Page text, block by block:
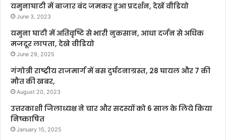
यमुनाघाटी में बाजार बंद जमकर हुआ प्रदर्शन, देखें वीडियो
June 3, 2023
यमुना घाटी में अतिवृष्टि से भारी नुकसान, आधा दर्जन से अधिक
मजदूर लापता, देखे वीडियो
June 29, 2025
गंगोत्री राष्ट्रीय राजमार्ग में बस दुर्घटनाग्रस्त, 28 घायल और 7 की
मौत की खबर,
August 20, 2023
उत्तरकाशी जिलाध्यक्ष ने चार और सदस्यों को 6 साल के लिये किया
निष्काषित
January 15, 2025